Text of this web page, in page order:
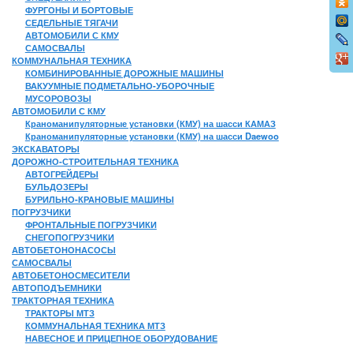
ФУРГОНЫ И БОРТОВЫЕ
СЕДЕЛЬНЫЕ ТЯГАЧИ
АВТОМОБИЛИ С КМУ
САМОСВАЛЫ
КОММУНАЛЬНАЯ ТЕХНИКА
КОМБИНИРОВАННЫЕ ДОРОЖНЫЕ МАШИНЫ
ВАКУУМНЫЕ ПОДМЕТАЛЬНО-УБОРОЧНЫЕ
МУСОРОВОЗЫ
АВТОМОБИЛИ С КМУ
Краноманипуляторные установки (КМУ) на шасси КАМАЗ
Краноманипуляторные установки (КМУ) на шасси Daewoo
ЭКСКАВАТОРЫ
ДОРОЖНО-СТРОИТЕЛЬНАЯ ТЕХНИКА
АВТОГРЕЙДЕРЫ
БУЛЬДОЗЕРЫ
БУРИЛЬНО-КРАНОВЫЕ МАШИНЫ
ПОГРУЗЧИКИ
ФРОНТАЛЬНЫЕ ПОГРУЗЧИКИ
СНЕГОПОГРУЗЧИКИ
АВТОБЕТОНОНАСОСЫ
САМОСВАЛЫ
АВТОБЕТОНОСМЕСИТЕЛИ
АВТОПОДЪЕМНИКИ
ТРАКТОРНАЯ ТЕХНИКА
ТРАКТОРЫ МТЗ
КОММУНАЛЬНАЯ ТЕХНИКА МТЗ
НАВЕСНОЕ И ПРИЦЕПНОЕ ОБОРУДОВАНИЕ